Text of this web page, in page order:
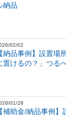
納品
02/02
【納品事例】設置場
置けるの？」つる
01/28
【補助金/納品事例